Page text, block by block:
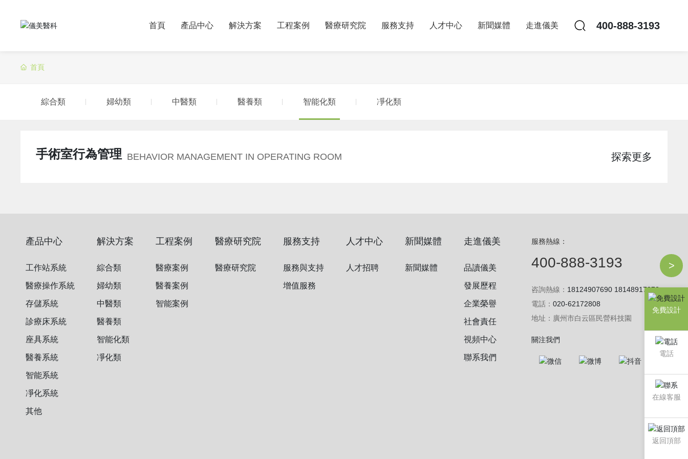
首頁 產品中心 解決方案 工程案例 醫療研究院 服務支持 人才中心 新聞媒體 走進儀美 400-888-3193
>
免費設計
電話
在線客服
返回頂部
首頁
綜合類 婦幼類 中醫類 醫養類 智能化類 凈化類
手術室行為管理 BEHAVIOR MANAGEMENT IN OPERATING ROOM 探索更多
產品中心
工作站系統
醫療操作系統
存儲系統
診療床系統
座具系統
醫養系統
智能系統
凈化系統
其他
解決方案
綜合類
婦幼類
中醫類
醫養類
智能化類
凈化類
工程案例
醫療案例
醫養案例
智能案例
醫療研究院
醫療研究院
服務支持
服務與支持
增值服務
人才中心
人才招聘
新聞媒體
新聞媒體
走進儀美
品讀儀美
發展歷程
企業榮譽
社會責任
視頻中心
聯系我們
服務熱線：
400-888-3193
咨詢熱線： 18124907690 18148917873
電話：020-62172808
地址：廣州市白云區民營科技園
關注我們